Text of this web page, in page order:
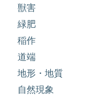
獣害
緑肥
稲作
道端
地形・地質
自然現象